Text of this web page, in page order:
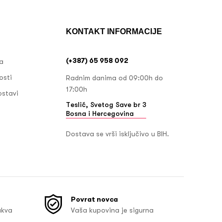
KONTAKT INFORMACIJE
(+387) 65 958 092
Radnim danima od 09:00h do
17:00h
Teslić, Svetog Save br 3
Bosna i Hercegovina
Dostava se vrši isključivo u BIH.
Povrat novca
Vaša kupovina je sigurna